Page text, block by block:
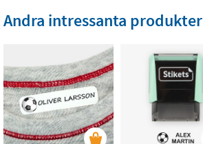
Andra intressanta produkter